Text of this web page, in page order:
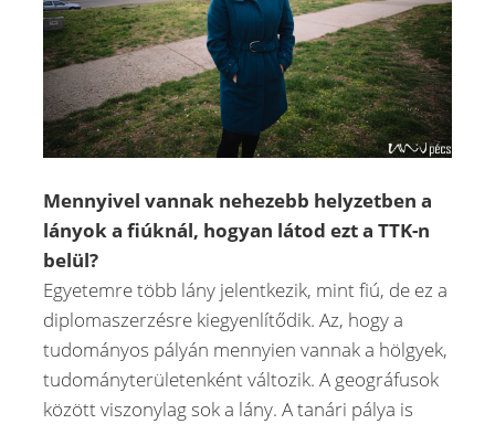
Mennyivel vannak nehezebb helyzetben a
lányok a fiúknál, hogyan látod ezt a TTK-n
belül?
Egyetemre több lány jelentkezik, mint fiú, de ez a
diplomaszerzésre kiegyenlítődik. Az, hogy a
tudományos pályán mennyien vannak a hölgyek,
tudományterületenként változik. A geográfusok
között viszonylag sok a lány. A tanári pálya is